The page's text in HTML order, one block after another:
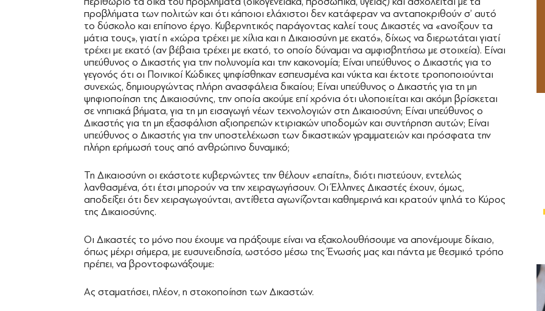
προβλήματα των πολιτών και ότι κάποιοι ελάχιστοι δεν κατάφεραν να ανταποκριθούν σ’ αυτό
το δύσκολο και επίπονο έργο. Κυβερνητικός παράγοντας καλεί τους Δικαστές να «ανοίξουν τα
μάτια τους», γιατί η «χώρα τρέχει με χίλια και η Δικαιοσύνη με εκατό», δίχως να διερωτάται γιατί
τρέχει με εκατό (αν βέβαια τρέχει με εκατό, το οποίο δύναμαι να αμφισβητήσω με στοιχεία). Είναι
υπεύθυνος ο Δικαστής για την πολυνομία και την κακονομία; Είναι υπεύθυνος ο Δικαστής για το
γεγονός ότι οι Ποινικοί Κώδικες ψηφίσθηκαν εσπευσμένα και νύκτα και έκτοτε τροποποιούνται
συνεχώς, δημιουργώντας πλήρη ανασφάλεια δικαίου; Είναι υπεύθυνος ο Δικαστής για τη μη
ψηφιοποίηση της Δικαιοσύνης, την οποία ακούμε επί χρόνια ότι υλοποιείται και ακόμη βρίσκεται
σε νηπιακά βήματα, για τη μη εισαγωγή νέων τεχνολογιών στη Δικαιοσύνη; Είναι υπεύθυνος ο
Δικαστής για τη μη εξασφάλιση αξιοπρεπών κτιριακών υποδομών και συντήρηση αυτών; Είναι
υπεύθυνος ο Δικαστής για την υποστελέχωση των δικαστικών γραμματειών και πρόσφατα την
πλήρη ερήμωσή τους από ανθρώπινο δυναμικό;
Τη Δικαιοσύνη οι εκάστοτε κυβερνώντες την θέλουν «επαίτη», διότι πιστεύουν, εντελώς
λανθασμένα, ότι έτσι μπορούν να την χειραγωγήσουν. Οι Έλληνες Δικαστές έχουν, όμως,
αποδείξει ότι δεν χειραγωγούνται, αντίθετα αγωνίζονται καθημερινά και κρατούν ψηλά το Κύρος
της Δικαιοσύνης.
Οι Δικαστές το μόνο που έχουμε να πράξουμε είναι να εξακολουθήσουμε να απονέμουμε δίκαιο,
όπως μέχρι σήμερα, με ευσυνειδησία, ωστόσο μέσω της Ένωσής μας και πάντα με θεσμικό τρόπο
πρέπει, να βροντοφωνάξουμε:
Ας σταματήσει, πλέον, η στοχοποίηση των Δικαστών.